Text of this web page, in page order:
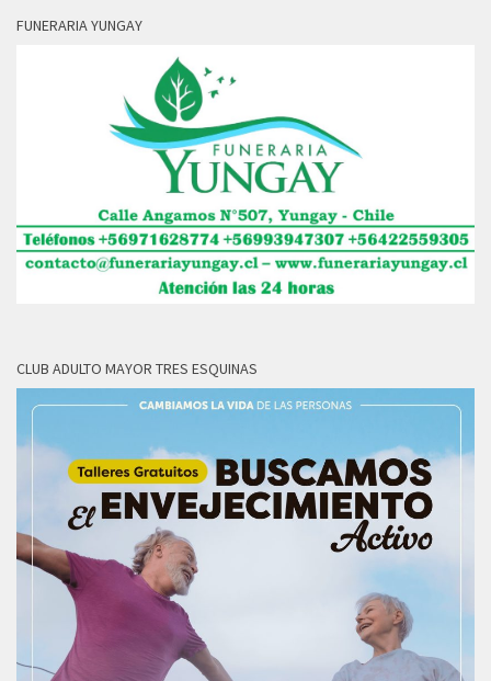
FUNERARIA YUNGAY
CLUB ADULTO MAYOR TRES ESQUINAS